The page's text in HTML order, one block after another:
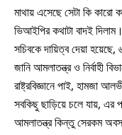
মাথায় এসেছে সেটা কি কারো
ভিআইপির কথাটা বাদই
সচিবকে দায়িত্ব দেয়া
জানি আমলাতন্ত্র ও নির্বাহী
রাষ্ট্রবিজ্ঞানে পাই, হামজা
সবকিছু ছাড়িয়ে চলে যায়, এর
আমলাতন্ত্র কিন্তু সেরকম